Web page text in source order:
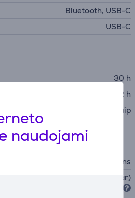
naudojami
Bluetooth, USB-C
USB-C
30 h
2 h
Taip
Bowers & Wilkins
Gaubiančios ausis (over-ear)